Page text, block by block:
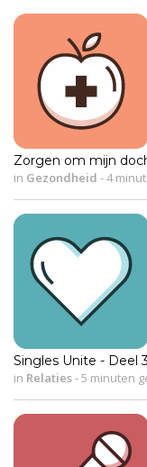
Zorgen om mijn
in Gezondheid -4
Singles Unite - Deel
in Relaties-5 minuten